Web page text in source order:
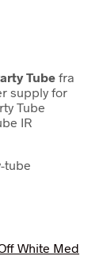
Tube fra
supply for
Tube
IR
tube